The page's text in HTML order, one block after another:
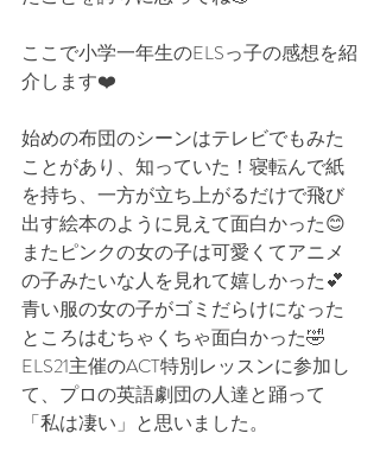
ここで小学一年生のELSっ子の感想を紹
介します❤️
始めの布団のシーンはテレビでもみた
ことがあり、知っていた！寝転んで紙
を持ち、一方が立ち上がるだけで飛び
出す絵本のように見えて面白かった😊
またピンクの女の子は可愛くてアニメ
の子みたいな人を見れて嬉しかった💕
青い服の女の子がゴミだらけになった
ところはむちゃくちゃ面白かった🤣
ELS21主催のACT特別レッスンに参加し
て、プロの英語劇団の人達と踊って
「私は凄い」と思いました。